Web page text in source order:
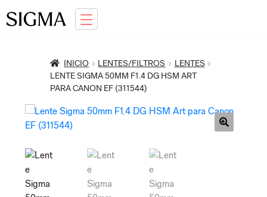
Ir
Saltar
INICIO LENTES/FILTROS
LENTES
LENTE SIGMA 50MM F1.4 DG HSM ART
PARA CANON EF (311544)